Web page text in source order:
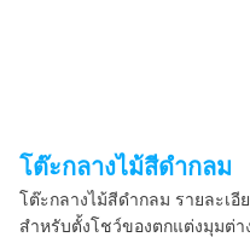
โต๊ะกลางไม้สีดำกลม
โต๊ะกลางไม้สีดำกลม รายละเอี
สำหรับตั้งโชว์ของตกแต่งมุมต่